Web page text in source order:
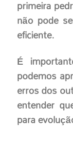
primeira
não pode
eficiente.
É
podemos
erros dos
entender
para